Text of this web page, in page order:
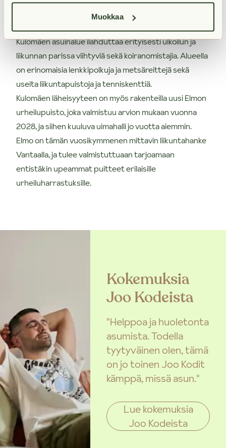
Muokkaa
esimerkiksi terveysaseman ja kirjaston muodossa.
Kulomäen asuinalue ilahduttaa erityisesti ulkoilun ja
liikunnan parissa viihtyviä sekä koiranomistajia. Alueella
on erinomaisia lenkkipolkuja ja metsäreittejä sekä
useita liikuntapuistoja ja tenniskenttiä.
Kulomäen läheisyyteen on myös rakenteilla uusi Elmon
urheilupuisto, joka valmistuu arvion mukaan vuonna
2028, ja siihen kuuluva uimahalli jo vuotta aiemmin.
Elmo on tämän vuosikymmenen mittavin liikuntahanke
Vantaalla, ja tulee valmistuttuaan tarjoamaan
entistäkin upeammat puitteet erilaisille
urheiluharrastuksille.
Kokemuksia
Joo Kodeista
"Helppoa ja huoletonta
asumista. Todella
tyytyväinen olen, tämä
on jo toinen Joo Kodit
kämppä, missä asun."
Lue kokemuksia
Joo Kodeista